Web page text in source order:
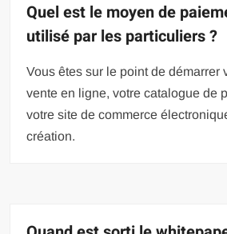
Quel est le moyen de
utilisé par les particuliers ?
Vous êtes sur le point de démarrer
vente en ligne, votre catalogue de
votre site de commerce
création.